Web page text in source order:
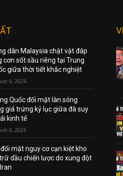
dân Malaysia chật vật đáp
cơn sốt sầu riêng tại Trung
giữa thời tiết khắc nghiệt
6, 2026
Quốc đối mặt làn sóng
giá trứng kỷ lục giữa đà suy
kinh tế
6, 2026
đối mặt nguy cơ cạn kiệt kho
dầu chiến lược do xung đột